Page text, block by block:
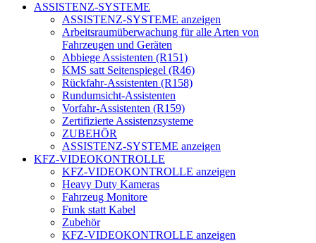
ASSISTENZ-SYSTEME
ASSISTENZ-SYSTEME anzeigen
Arbeitsraumüberwachung für alle Arten von
Fahrzeugen und Geräten
Abbiege Assistenten (R151)
KMS satt Seitenspiegel (R46)
Rückfahr-Assistenten (R158)
Rundumsicht-Assistenten
Vorfahr-Assistenten (R159)
Zertifizierte Assistenzsysteme
ZUBEHÖR
ASSISTENZ-SYSTEME anzeigen
KFZ-VIDEOKONTROLLE
KFZ-VIDEOKONTROLLE anzeigen
Heavy Duty Kameras
Fahrzeug Monitore
Funk statt Kabel
Zubehör
KFZ-VIDEOKONTROLLE anzeigen